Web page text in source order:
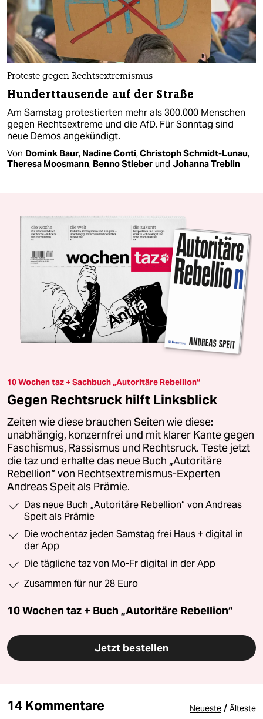
Proteste gegen Rechtsextremismus
Hunderttausende auf der Straße
Am Samstag protestierten mehr als 300.000 Menschen
gegen Rechtsextreme und die AfD. Für Sonntag sind
neue Demos angekündigt.
Von Domink Baur, Nadine Conti,Christoph Schmidt-Lunau,
Theresa Moosmann, Benno Stieber und Johanna Treblin
10 Wochen taz + Sachbuch „Autoritäre Rebellion“
Gegen Rechtsruck hilft Linksblick
Zeiten wie diese brauchen Seiten wie diese:
unabhängig, konzernfrei und mit klarer Kante gegen
Faschismus, Rassismus und Rechtsruck. Teste jetzt
die taz und erhalte das neue Buch „Autoritäre
Rebellion“ von Rechtsextremismus-Experten
Andreas Speit als Prämie.
Das neue Buch „Autoritäre Rebellion“ von Andreas
Speit als Prämie
Die wochentaz jeden Samstag frei Haus + digital in
der App
Die tägliche taz von Mo-Fr digital in der App
Zusammen für nur 28 Euro
10 Wochen taz + Buch „Autoritäre Rebellion“
Jetzt bestellen
14 Kommentare Neueste / Älteste